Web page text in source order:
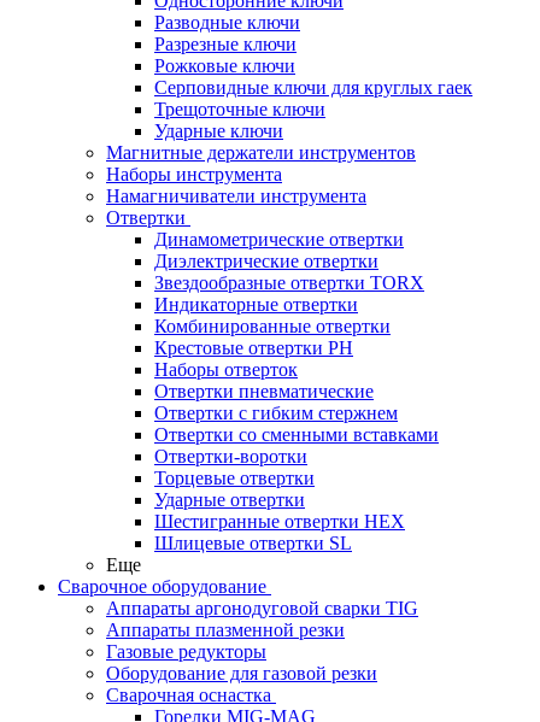
Разводные ключи
Разрезные ключи
Рожковые ключи
Серповидные ключи для круглых гаек
Трещоточные ключи
Ударные ключи
Магнитные держатели инструментов
Наборы инструмента
Намагничиватели инструмента
Отвертки
Динамометрические отвертки
Диэлектрические отвертки
Звездообразные отвертки TORX
Индикаторные отвертки
Комбинированные отвертки
Крестовые отвертки PH
Наборы отверток
Отвертки пневматические
Отвертки с гибким стержнем
Отвертки со сменными вставками
Отвертки-воротки
Торцевые отвертки
Ударные отвертки
Шестигранные отвертки HEX
Шлицевые отвертки SL
Еще
Сварочное оборудование
Аппараты аргонодуговой сварки TIG
Аппараты плазменной резки
Газовые редукторы
Оборудование для газовой резки
Сварочная оснастка
Горелки MIG-MAG